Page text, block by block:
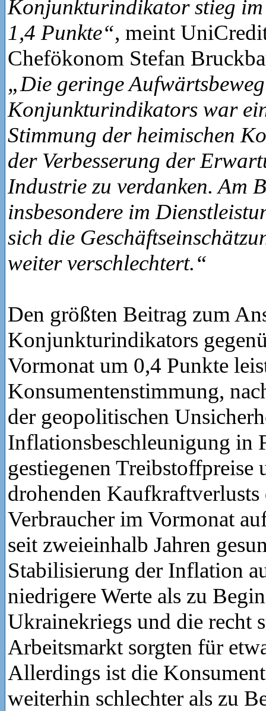
Konjunkturindikator stieg
1,4 Punkte“, meint
Chefökonom Stefan
„Die geringe
Konjunkturindikators war
Stimmung der heimischen
der Verbesserung der
Industrie zu verdanken. Am
insbesondere im
sich die
weiter verschlechtert.“
Den größten Beitrag zum
Konjunkturindikators
Vormonat um 0,4 Punkte
Konsumentenstimmung,
der geopolitischen
Inflationsbeschleunigung in
gestiegenen Treibstoffpreise
drohenden
Verbraucher im Vormonat
seit zweieinhalb Jahren
Stabilisierung der Inflation
niedrigere Werte als zu
Ukrainekriegs und die recht
Arbeitsmarkt sorgten für
Allerdings ist die
weiterhin schlechter als zu